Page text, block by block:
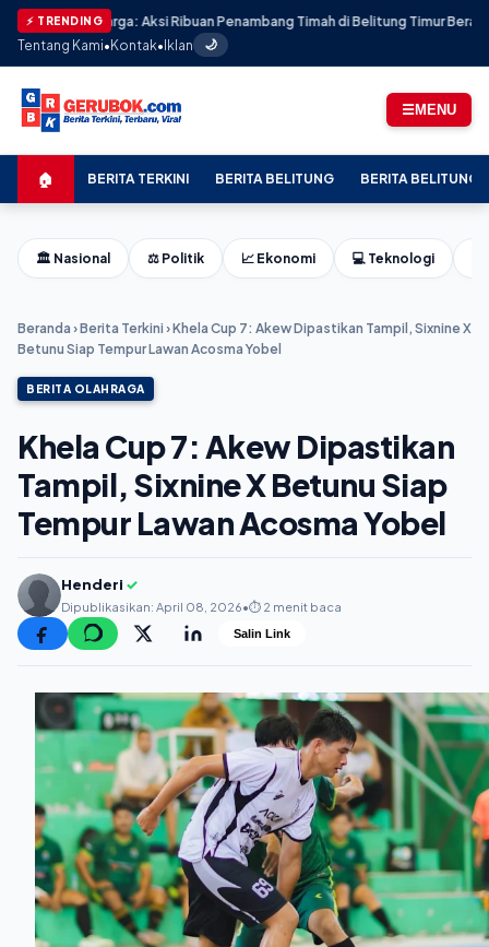
⚡ TRENDING
Harga: Aksi Ribuan Penambang Timah di Belitung Timur Berakhir
Tentang Kami•Kontak•Iklan 🌙
☰MENU
🏠 BERITA TERKINI BERITA BELITUNG BERITA BELITUNG
🏛️ Nasional ⚖️ Politik 📈 Ekonomi 💻 Teknologi
Beranda ›Berita Terkini ›Khela Cup 7: Akew Dipastikan Tampil, Sixnine X
Betunu Siap Tempur Lawan Acosma Yobel
BERITA OLAHRAGA
Khela Cup 7: Akew Dipastikan
Tampil, Sixnine X Betunu Siap
Tempur Lawan Acosma Yobel
Henderi ✓
Dipublikasikan: April 08, 2026•⏱️ 2 menit baca
Salin Link